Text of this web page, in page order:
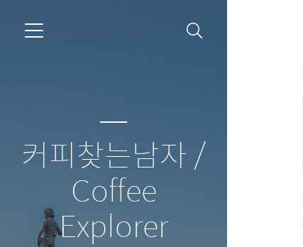
커피찾는남자 /
Coffee
Explorer